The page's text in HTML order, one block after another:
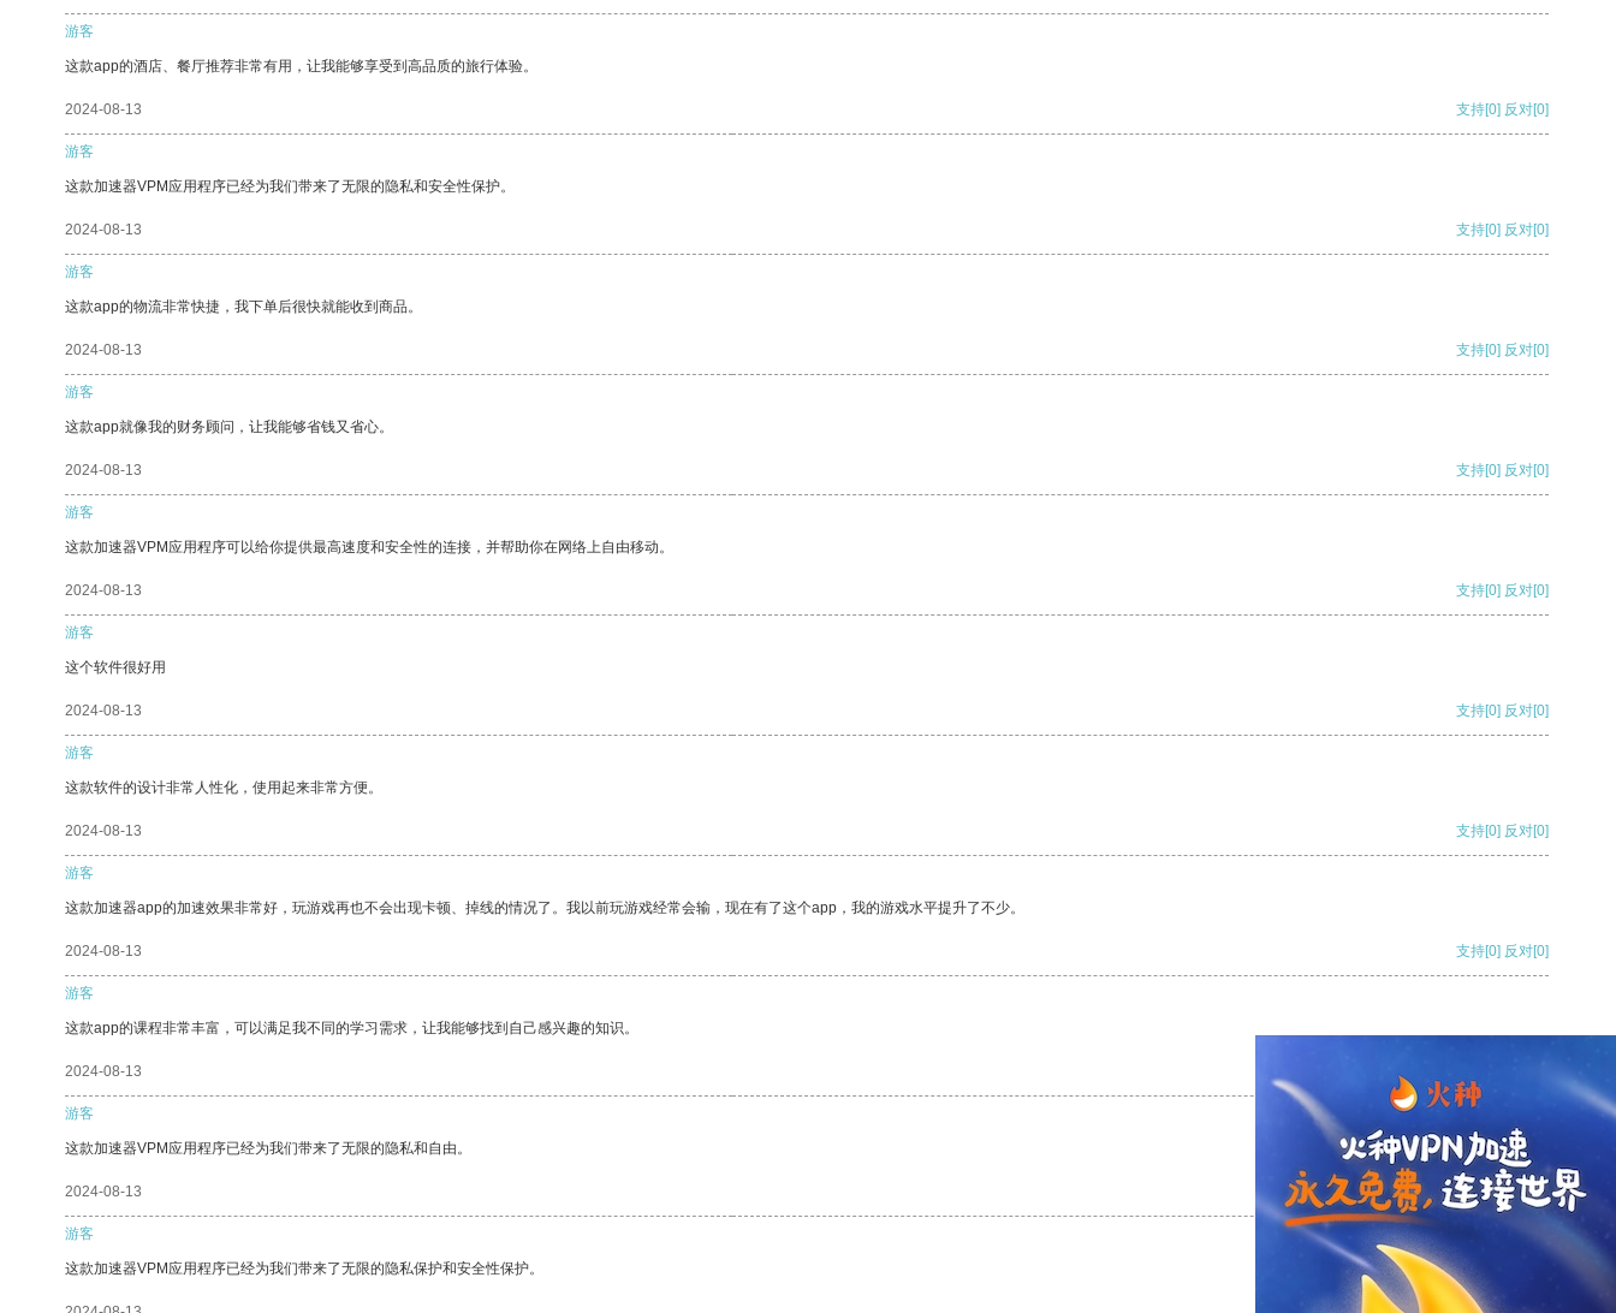
游客
这款app的酒店、餐厅推荐非常有用，让我能够享受到高品质的旅行体验。
2024-08-13 支持[0] 反对[0]
游客
这款加速器VPM应用程序已经为我们带来了无限的隐私和安全性保护。
2024-08-13 支持[0] 反对[0]
游客
这款app的物流非常快捷，我下单后很快就能收到商品。
2024-08-13 支持[0] 反对[0]
游客
这款app就像我的财务顾问，让我能够省钱又省心。
2024-08-13 支持[0] 反对[0]
游客
这款加速器VPM应用程序可以给你提供最高速度和安全性的连接，并帮助你在网络上自由移动。
2024-08-13 支持[0] 反对[0]
游客
这个软件很好用
2024-08-13 支持[0] 反对[0]
游客
这款软件的设计非常人性化，使用起来非常方便。
2024-08-13 支持[0] 反对[0]
游客
这款加速器app的加速效果非常好，玩游戏再也不会出现卡顿、掉线的情况了。我以前玩游戏经常会输，现在有了这个app，我的游戏水平提升了不少。
2024-08-13 支持[0] 反对[0]
游客
这款app的课程非常丰富，可以满足我不同的学习需求，让我能够找到自己感兴趣的知识。
2024-08-13
游客
这款加速器VPM应用程序已经为我们带来了无限的隐私和自由。
2024-08-13 支持 [0] 反对[0]
游客
这款加速器VPM应用程序已经为我们带来了无限的隐私保护和安全性保护。